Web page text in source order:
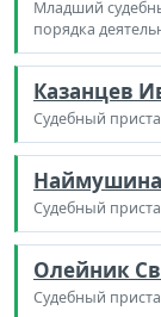
Младший
порядка
Казанцев
Судебный
Наймушина
Судебный
Олейник
Судебный